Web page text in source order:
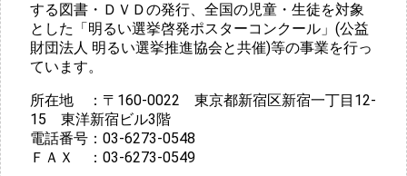
する図書・ＤＶＤの発行、全国の児童・生徒を対象
とした「明るい選挙啓発ポスターコンクール」(公益
財団法人 明るい選挙推進協会と共催)等の事業を行っ
ています。
所在地 ：〒160-0022 東京都新宿区新宿一丁目12-
15 東洋新宿ビル3階
電話番号：03-6273-0548
ＦＡＸ ：03-6273-0549